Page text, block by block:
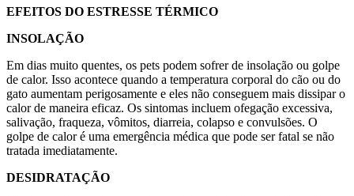
EFEITOS DO ESTRESSE TÉRMICO
INSOLAÇÃO
Em dias muito quentes, os pets podem sofrer de insolação ou golpe
de calor. Isso acontece quando a temperatura corporal do cão ou do
gato aumentam perigosamente e eles não conseguem mais dissipar o
calor de maneira eficaz. Os sintomas incluem ofegação excessiva,
salivação, fraqueza, vômitos, diarreia, colapso e convulsões. O
golpe de calor é uma emergência médica que pode ser fatal se não
tratada imediatamente.
DESIDRATAÇÃO